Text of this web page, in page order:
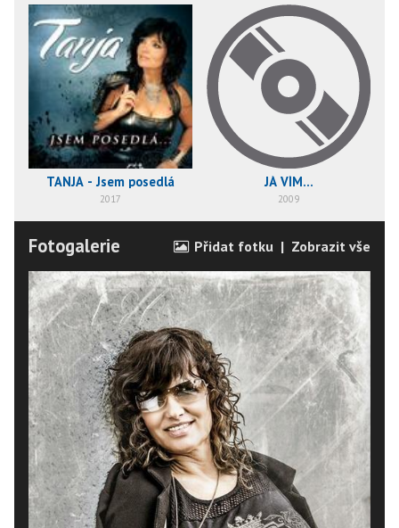
TANJA - Jsem posedlá
2017
JÁ VÍM...
2009
Fotogalerie Přidat fotku | Zobrazit vše